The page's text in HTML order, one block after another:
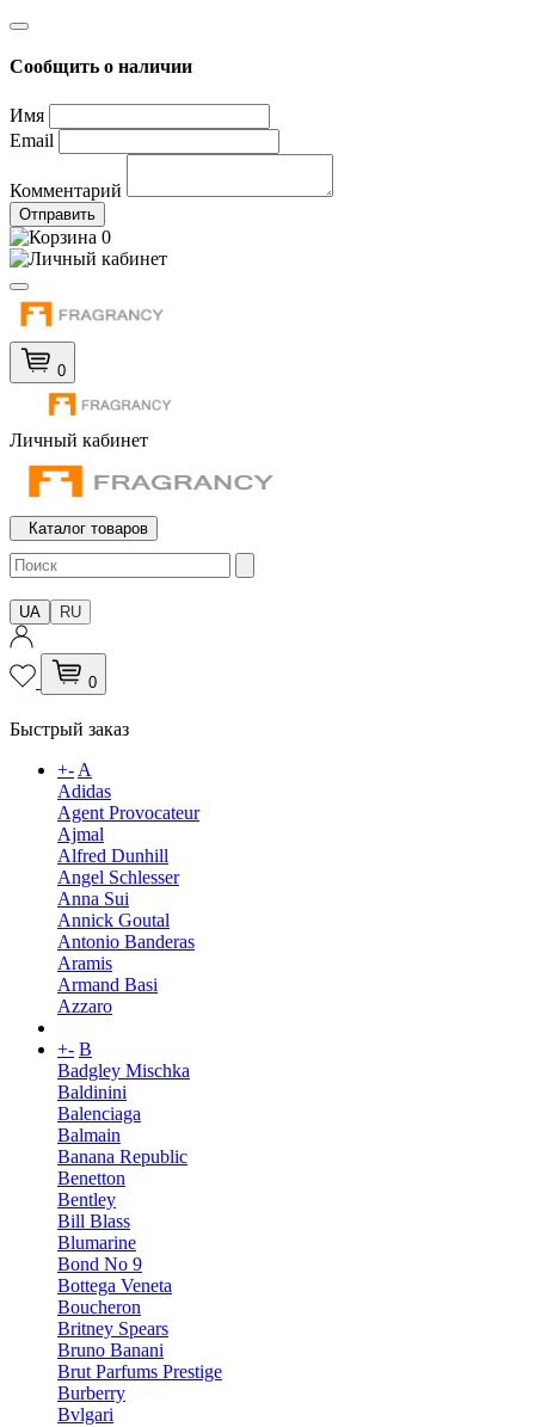
Сообщить о наличии
Имя
Email
Комментарий
Отправить
0
0
Личный кабинет
Каталог товаров
UA RU
0
Быстрый заказ
+-A
Adidas
Agent Provocateur
Ajmal
Alfred Dunhill
Angel Schlesser
Anna Sui
Annick Goutal
Antonio Banderas
Aramis
Armand Basi
Azzaro
+- B
Badgley Mischka
Baldinini
Balenciaga
Balmain
Banana Republic
Benetton
Bentley
Bill Blass
Blumarine
Bond No 9
Bottega Veneta
Boucheron
Britney Spears
Bruno Banani
Brut Parfums Prestige
Burberry
Bvlgari